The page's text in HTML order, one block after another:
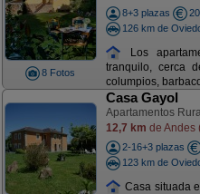
8 Fotos
8+3 plazas
126 km de
Los
tranquilo, cerca
columpios,
Casa Gayol
Apartamentos
12,7 km de Andes
2-16+3 plazas
123 km de
Casa situada